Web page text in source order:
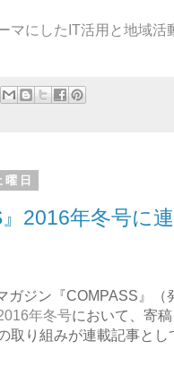
マにしたIT活用と地域
日
』2016年冬号に
ガジン『COMPASS』（
年冬号において、寄
取り組みが連載記事とし